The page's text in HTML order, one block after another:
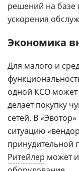
решений на базе
ускорения
Экономика
Для малого и
одной КСО может
делает покупку
сетей. В
ситуацию
принудительной
Ритейлер может